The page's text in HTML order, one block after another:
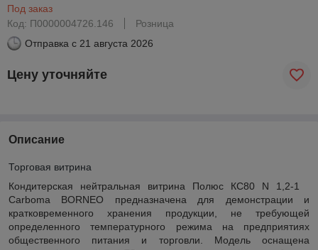
Под заказ
Код: П0000004726.146
Розница
Отправка с 21 августа 2026
Цену уточняйте
Описание
Торговая витрина
Кондитерская нейтральная витрина Полюс КС80 N 1,2-1
Carboma BORNEO предназначена для демонстрации и
кратковременного хранения продукции, не требующей
определенного температурного режима на предприятиях
общественного питания и торговли. Модель оснащена